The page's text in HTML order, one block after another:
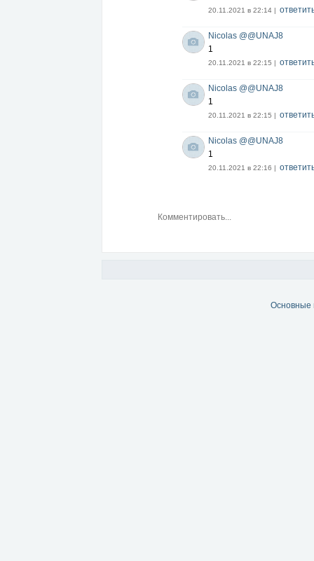
20.11.2021 в 22:14 |
Nicolas @@UNAJ8
1
20.11.2021 в 22:15 |
Nicolas @@UNAJ8
1
20.11.2021 в 22:15 |
Nicolas @@UNAJ8
1
20.11.2021 в 22:16 |
Основные